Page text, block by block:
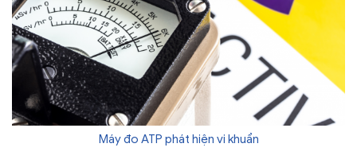
Máy đo ATP phát hiện vi khuẩn